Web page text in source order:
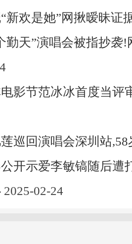
新欢是她”网揪暧昧证
勤天”演唱会被指抄
影节范冰冰首度当评
巡回演唱会深圳站
开示爱李敏镐随后遭
2025-02-24